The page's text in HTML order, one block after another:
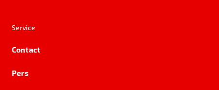
Service
Contact
Pers